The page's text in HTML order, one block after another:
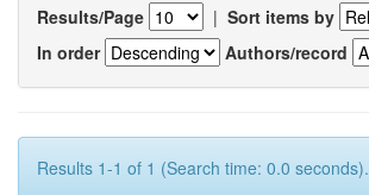
Results/Page | Sort items by
In order
Authors/record
Results 1-1 of 1 (Search time: 0.0 seconds).